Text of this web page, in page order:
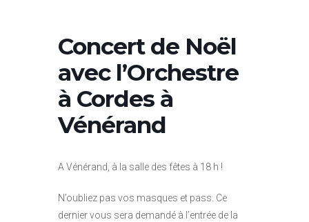
Concert de Noël
avec l’Orchestre
à Cordes à
Vénérand
A Vénérand, à la salle des fêtes à 18 h !
N’oubliez pas vos masques et pass. Ce
dernier vous sera demandé à l’entrée de la